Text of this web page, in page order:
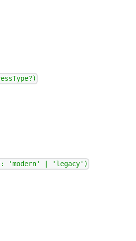
'modern' | 'legacy')